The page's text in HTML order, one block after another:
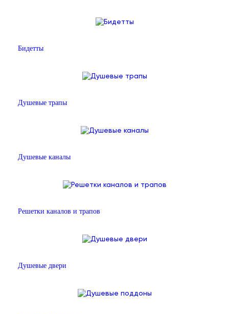
Бидетты
Душевые трапы
Душевые каналы
Решетки каналов и трапов
Душевые двери